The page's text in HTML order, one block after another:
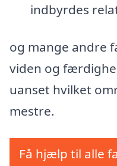
indbyrdes
og mange andre
viden og
uanset hvilket
mestre.
Få hjælp til alle